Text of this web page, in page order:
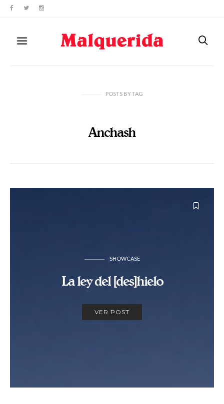
POSTS BYTAG
Anchash
SHOWCASE
La ley del [des]hielo
VER POST